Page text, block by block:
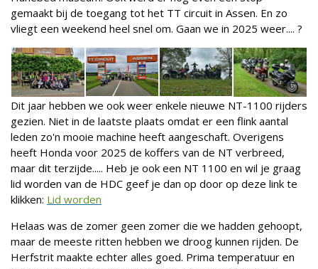
gemaakt bij de toegang tot het TT circuit in Assen. En zo
vliegt een weekend heel snel om. Gaan we in 2025 weer.... ?
Dit jaar hebben we ook weer enkele nieuwe NT-1100 rijders
gezien. Niet in de laatste plaats omdat er een flink aantal
leden zo'n mooie machine heeft aangeschaft. Overigens
heeft Honda voor 2025 de koffers van de NT verbreed,
maar dit terzijde..... Heb je ook een NT 1100 en wil je graag
lid worden van de HDC geef je dan op door op deze link te
klikken: Lid worden
Helaas was de zomer geen zomer die we hadden gehoopt,
maar de meeste ritten hebben we droog kunnen rijden. De
Herfstrit maakte echter alles goed. Prima temperatuur en